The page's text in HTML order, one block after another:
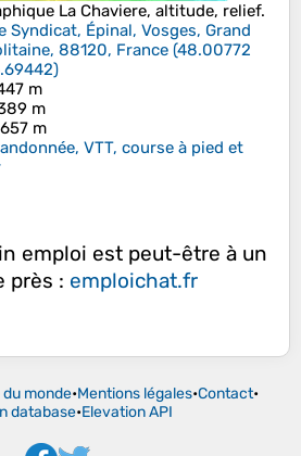
La Chaviere, altitude, relief.
Syndicat, Épinal, Vosges, Grand
88120, France (48.00772
)
m
m
m
VTT, course à pied et
emploi est peut-être à un
près : emploichat.fr
monde•Mentions légales•Contact•
database•Elevation API